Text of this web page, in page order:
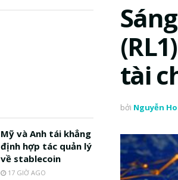
tài
bởi Nguyễn
Mỹ và Anh tái khẳng
định hợp tác quản lý
về stablecoin
17 GIỜ AGO